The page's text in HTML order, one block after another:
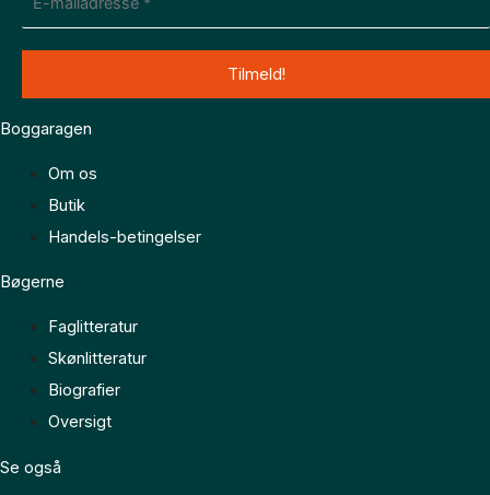
Boggaragen
Om os
Butik
Handels-betingelser
Bøgerne
Faglitteratur
Skønlitteratur
Biografier
Oversigt
Se også